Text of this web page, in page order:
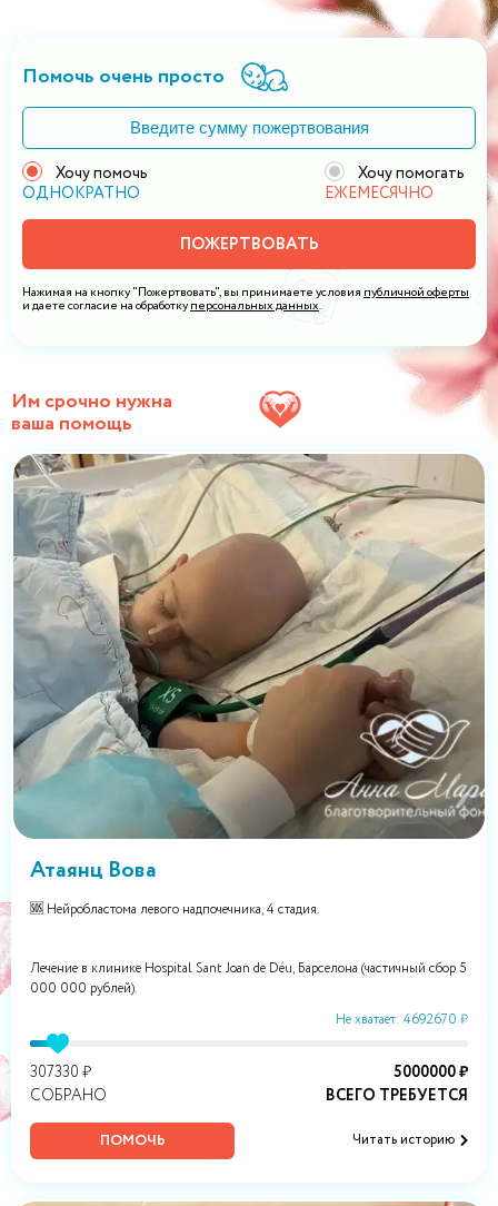
Помочь очень просто
Хочу помочь
ОДНОКРАТНО
Хочу помогать
ЕЖЕМЕСЯЧНО
ПОЖЕРТВОВАТЬ
Нажимая на кнопку "Пожертвовать", вы принимаете условия публичной оферты
и даете согласие на обработкуперсональных данных.
Им срочно нужна
ваша помощь
Атаянц Вова
🆘 Нейробластома левого надпочечника, 4 стадия.
Лечение в клинике Hospital Sant Joan de Déu, Барселона (частичный сбор 5
000 000 рублей).
Не хватает: 4692670 ₽
307330 ₽
СОБРАНО
5000000 ₽
ВСЕГО ТРЕБУЕТСЯ
ПОМОЧЬ Читать историю